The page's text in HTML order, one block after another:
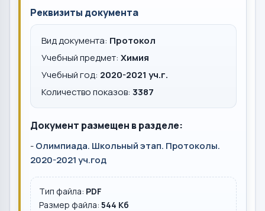
Реквизиты документа
Вид документа: Протокол
Учебный предмет: Химия
Учебный год: 2020-2021 уч.г.
Количество показов: 3387
Документ размещен в разделе:
-Олимпиада. Школьный этап. Протоколы.
2020-2021 уч.год
Тип файла: PDF
Размер файла: 544 Кб